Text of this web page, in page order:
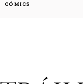
CÓMICS